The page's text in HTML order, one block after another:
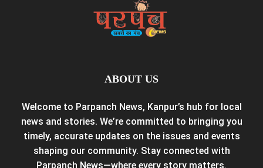
ABOUT US
Welcome to Parpanch News, Kanpur’s hub for local
news and stories. We’re committed to bringing you
timely, accurate updates on the issues and events
shaping our community. Stay connected with
Parpanch News—where every story matters.